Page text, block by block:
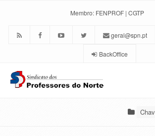
Membro: FENPROF | CGTP
geral@spn.pt
BackOffice